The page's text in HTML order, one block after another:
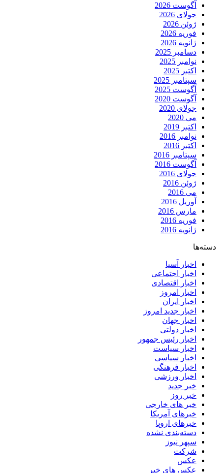
آگوست 2026
جولای 2026
ژوئن 2026
فوریه 2026
ژانویه 2026
دسامبر 2025
نوامبر 2025
اکتبر 2025
سپتامبر 2025
آگوست 2025
آگوست 2020
جولای 2020
می 2020
اکتبر 2019
نوامبر 2016
اکتبر 2016
سپتامبر 2016
آگوست 2016
جولای 2016
ژوئن 2016
می 2016
آوریل 2016
مارس 2016
فوریه 2016
ژانویه 2016
دسته‌ها
اخبار آسیا
اخبار اجتماعی
اخبار اقتصادی
اخبار امروز
اخبار ایران
اخبار جدید امروز
اخبار جهان
اخبار دولتی
اخبار رئیس جمهور
اخبار سیاست
اخبار سیاسی
اخبار فرهنگی
اخبار ورزشی
خبر جدید
خبر روز
خبر های خارجی
خبرهای آمریکا
خبرهای اروپا
دسته‌بندی نشده
سپهر نیوز
شرکت
عکس
عکس های خبر